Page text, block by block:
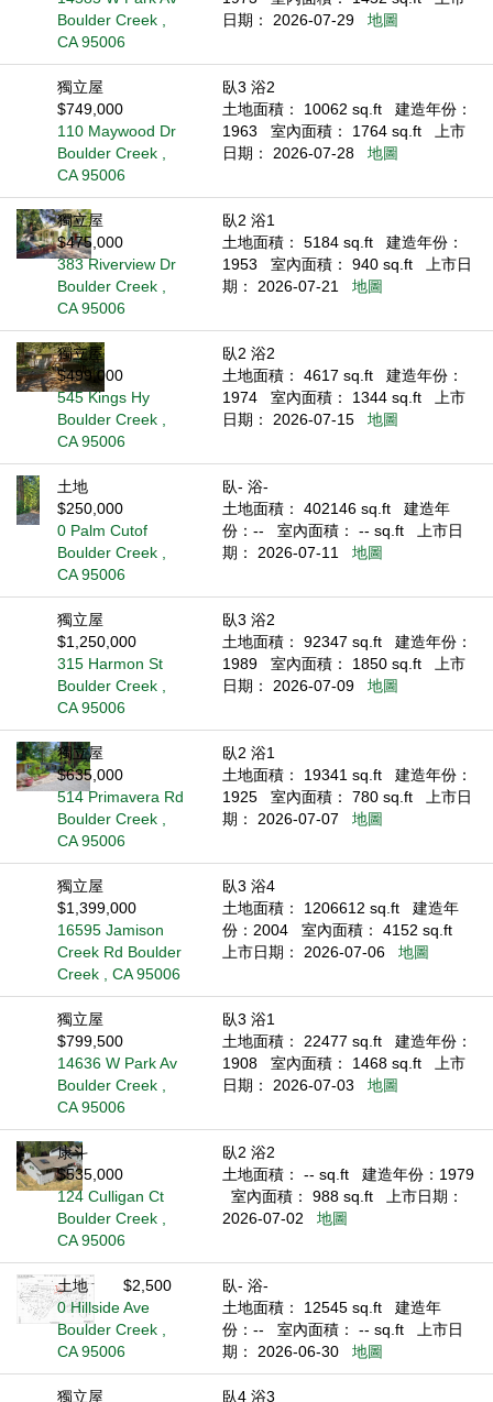
Boulder Creek ,
CA 95006
日期： 2026-07-29
地圖
獨立屋
$749,000
110 Maywood Dr
Boulder Creek ,
CA 95006
臥3 浴2
土地面積： 10062 sq.ft
建造年份：
1963
室內面積： 1764 sq.ft
上市
日期： 2026-07-28
地圖
獨立屋
$475,000
383 Riverview Dr
Boulder Creek ,
CA 95006
臥2 浴1
土地面積： 5184 sq.ft
建造年份：
1953
室內面積： 940 sq.ft
上市日
期： 2026-07-21
地圖
獨立屋
$499,000
545 Kings Hy
Boulder Creek ,
CA 95006
臥2 浴2
土地面積： 4617 sq.ft
建造年份：
1974
室內面積： 1344 sq.ft
上市
日期： 2026-07-15
地圖
土地
$250,000
0 Palm Cutof
Boulder Creek ,
CA 95006
臥- 浴-
土地面積： 402146 sq.ft
建造年
份：--
室內面積： -- sq.ft
上市日
期： 2026-07-11
地圖
獨立屋
$1,250,000
315 Harmon St
Boulder Creek ,
CA 95006
臥3 浴2
土地面積： 92347 sq.ft
建造年份：
1989
室內面積： 1850 sq.ft
上市
日期： 2026-07-09
地圖
獨立屋
$635,000
514 Primavera Rd
Boulder Creek ,
CA 95006
臥2 浴1
土地面積： 19341 sq.ft
建造年份：
1925
室內面積： 780 sq.ft
上市日
期： 2026-07-07
地圖
獨立屋
$1,399,000
16595 Jamison
Creek Rd Boulder
Creek , CA 95006
臥3 浴4
土地面積： 1206612 sq.ft
建造年
份：2004
室內面積： 4152 sq.ft
上市日期： 2026-07-06
地圖
獨立屋
$799,500
14636 W Park Av
Boulder Creek ,
CA 95006
臥3 浴1
土地面積： 22477 sq.ft
建造年份：
1908
室內面積： 1468 sq.ft
上市
日期： 2026-07-03
地圖
康斗
$535,000
124 Culligan Ct
Boulder Creek ,
CA 95006
臥2 浴2
土地面積： -- sq.ft
建造年份：1979
室內面積： 988 sq.ft
上市日期：
2026-07-02
地圖
土地
$2,500
0 Hillside Ave
Boulder Creek ,
CA 95006
臥- 浴-
土地面積： 12545 sq.ft
建造年
份：--
室內面積： -- sq.ft
上市日
期： 2026-06-30
地圖
獨立屋
臥4 浴3